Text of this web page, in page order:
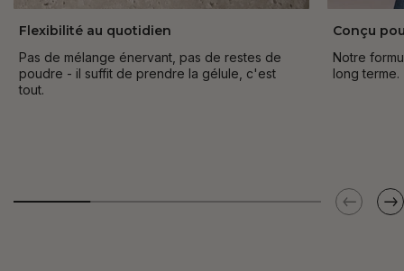
Flexibilité au quotidien
Pas de mélange énervant, pas de restes de
poudre - il suffit de prendre la gélule, c'est
tout.
Conçu
Notre
long terme.